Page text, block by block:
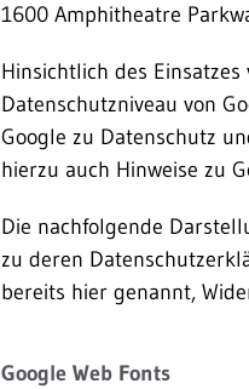
1600 Amphitheatre
Hinsichtlich des
Datenschutzniveau von
Google zu Datenschutz
hierzu auch Hinweise zu
Die nachfolgende
zu deren
bereits hier genannt,
Google Web Fonts